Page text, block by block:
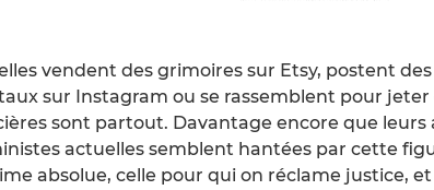
vendent des grimoires sur Etsy, postent
sur Instagram ou se rassemblent pour jeter
sont partout. Davantage encore que leurs
actuelles semblent hantées par cette
absolue, celle pour qui on réclame justice,